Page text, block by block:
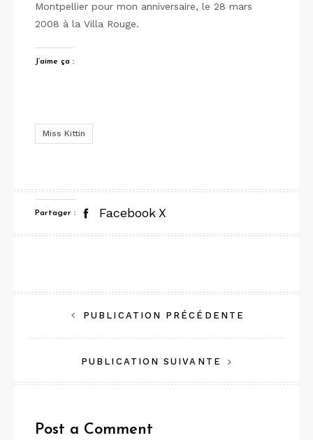
Montpellier pour mon anniversaire, le 28 mars
2008 à la Villa Rouge.
J’aime ça :
Miss Kittin
Partager : Facebook X
Navigation
de
l’article
PUBLICATION PRÉCÉDENTE
PUBLICATION SUIVANTE
Post a Comment